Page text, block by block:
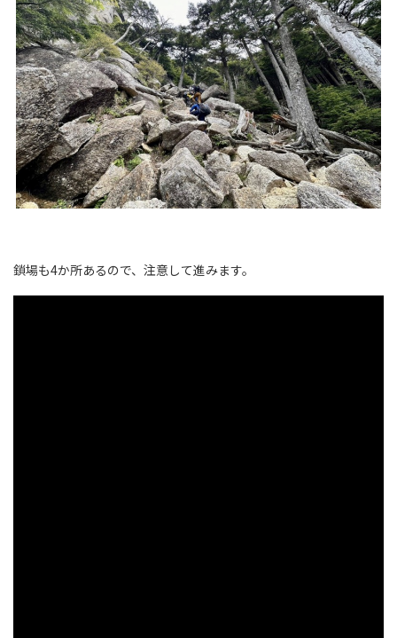
鎖場も4か所あるので、注意して進みます。